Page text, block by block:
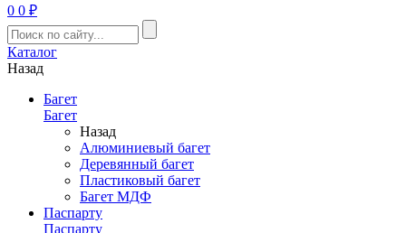
0 0 ₽
Каталог
Назад
Багет
Багет
Назад
Алюминиевый багет
Деревянный багет
Пластиковый багет
Багет МДФ
Паспарту
Паспарту